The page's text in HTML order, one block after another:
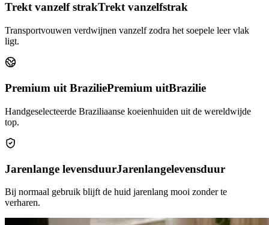
Trekt vanzelf strakTrekt vanzelfstrak
Transportvouwen verdwijnen vanzelf zodra het soepele leer vlak
ligt.
Premium uit BraziliePremium uitBrazilie
Handgeselecteerde Braziliaanse koeienhuiden uit de wereldwijde
top.
Jarenlange levensduurJarenlangelevensduur
Bij normaal gebruik blijft de huid jarenlang mooi zonder te
verharen.